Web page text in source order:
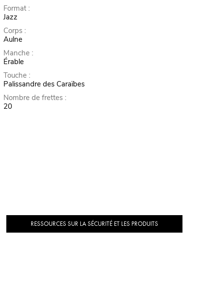
Format :
Jazz
Corps :
Aulne
Manche :
Érable
Touche :
Palissandre des Caraïbes
Nombre de frettes :
20
RESSOURCES SUR LA SÉCURITÉ ET LES PRODUITS